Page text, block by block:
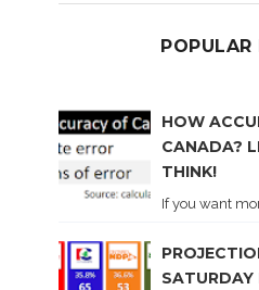
POPULAR
HOW
CANADA?
THINK!
If you want